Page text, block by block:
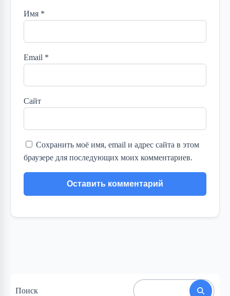
Имя *
Email *
Сайт
Сохранить моё имя, email и адрес сайта в этом
браузере для последующих моих комментариев.
Поиск